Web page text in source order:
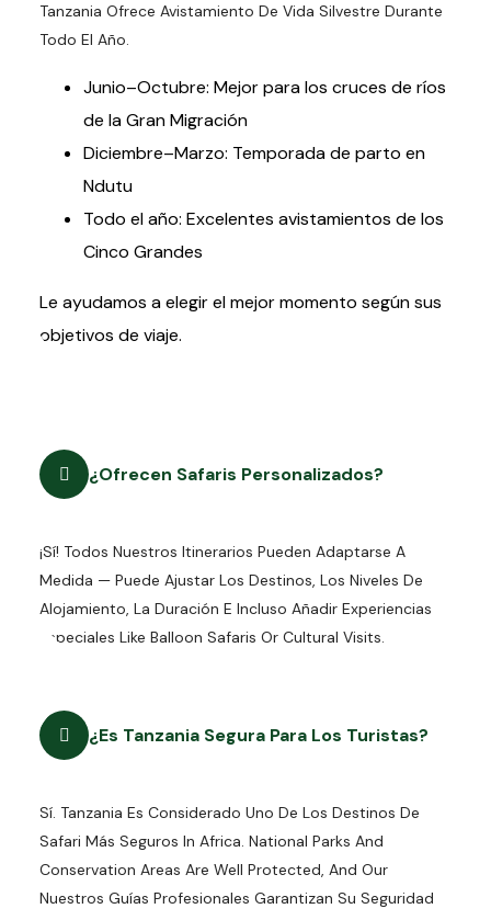
Tanzania Ofrece Avistamiento De Vida Silvestre Durante
Todo El Año.
Junio–Octubre: Mejor para los cruces de ríos
de la Gran Migración
Diciembre–Marzo: Temporada de parto en
Ndutu
Todo el año: Excelentes avistamientos de los
Cinco Grandes
Le ayudamos a elegir el mejor momento según sus
objetivos de viaje.
¿Ofrecen Safaris Personalizados?
¡Sí! Todos Nuestros Itinerarios Pueden Adaptarse A
Medida — Puede Ajustar Los Destinos, Los Niveles De
Alojamiento, La Duración E Incluso Añadir Experiencias
Especiales Like Balloon Safaris Or Cultural Visits.
¿Es Tanzania Segura Para Los Turistas?
Sí. Tanzania Es Considerado Uno De Los Destinos De
Safari Más Seguros In Africa. National Parks And
Conservation Areas Are Well Protected, And Our
Nuestros Guías Profesionales Garantizan Su Seguridad